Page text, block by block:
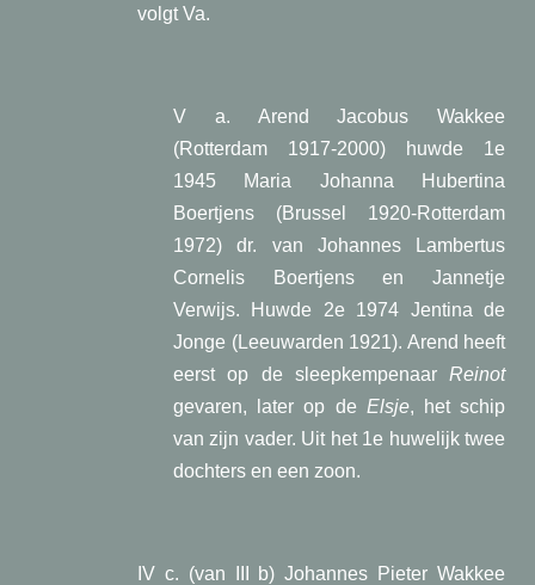
volgt Va.
V a. Arend Jacobus Wakkee
(Rotterdam 1917-2000) huwde 1e
1945 Maria Johanna Hubertina
Boertjens (Brussel 1920-Rotterdam
1972) dr. van Johannes Lambertus
Cornelis Boertjens en Jannetje
Verwijs. Huwde 2e 1974 Jentina de
Jonge (Leeuwarden 1921). Arend heeft
eerst op de sleepkempenaar Reinot
gevaren, later op de Elsje, het schip
van zijn vader. Uit het 1e huwelijk twee
dochters en een zoon.
IV c. (van III b) Johannes Pieter Wakkee